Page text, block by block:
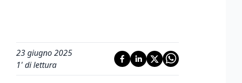
23 giugno 2025
1' di lettura